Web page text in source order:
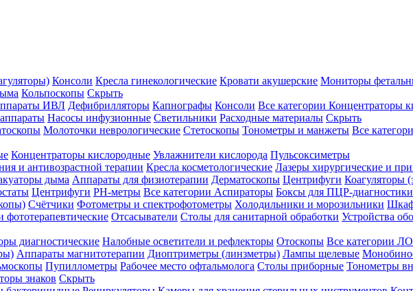
Консоли Кресла гинекологические Кровати акушерские Мониторы
Кольпоскопы Скрыть
ИВЛ Дефибрилляторы Капнографы Консоли Все категории Концентраторы
Насосы инфузионные Светильники Расходные материалы Скрыть
Молоточки неврологические Стетоскопы Тонометры и манжеты Все
Концентраторы кислородные Увлажнители кислорода Пульсоксиметры
и антивозрастной терапии Кресла косметологические Лазеры хирургические и
дыма Аппараты для физиотерапии Дерматоскопы Центрифуги Коагуляторы
Центрифуги PH-метры Все категории Аспираторы Боксы для ПЦР-диагностики
Счётчики Фотометры и спектрофотометры Холодильники и морозильники
фототерапевтические Отсасыватели Столы для санитарной обработки Устройства
диагностические Налобные осветители и рефлекторы Отоскопы Все категории
Аппараты магнитотерапии Диоптриметры (линзметры) Лампы щелевые
Пупиллометры Рабочее место офтальмолога Столы приборные Тонометры
знаков Скрыть